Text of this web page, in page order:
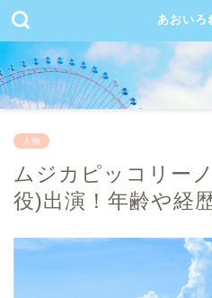
あおいろ
人物
ムジカピッコリー
役)出演！年齢や経